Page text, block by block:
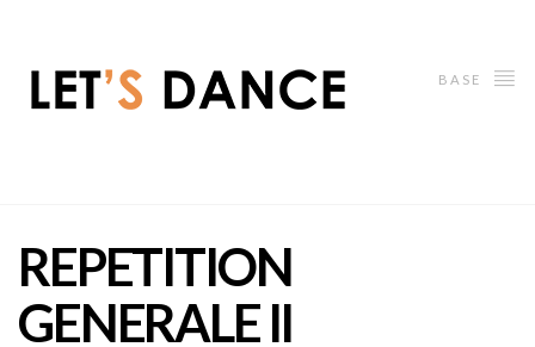
BASE
REPETITION
GENERALE II